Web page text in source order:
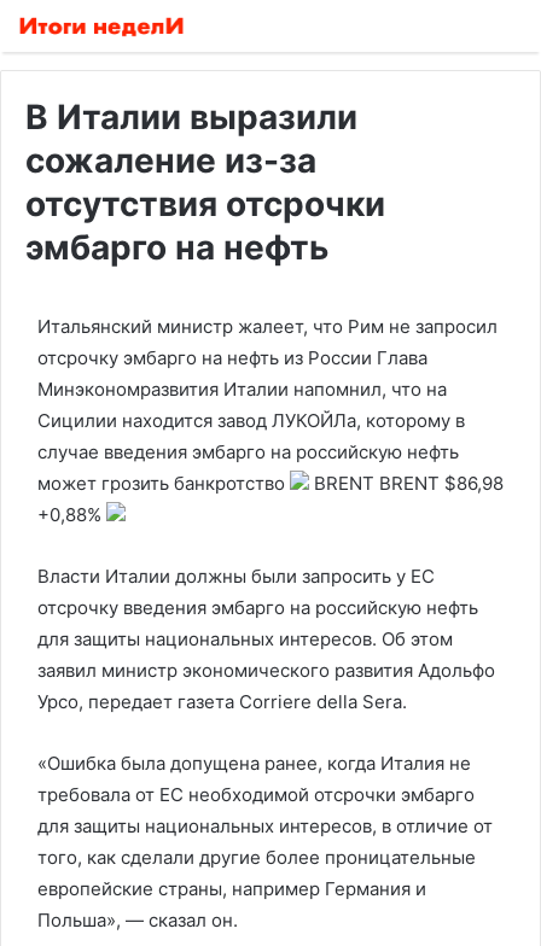
В Италии выразили
сожаление из-за
отсутствия отсрочки
эмбарго на нефть
Итальянский министр жалеет, что Рим не запросил
отсрочку эмбарго на нефть из России Глава
Минэкономразвития Италии напомнил, что на
Сицилии находится завод ЛУКОЙЛа, которому в
случае введения эмбарго на российскую нефть
может грозить банкротство
BRENT BRENT $86,98
+0,88%
Власти Италии должны были запросить у ЕС
отсрочку введения эмбарго на российскую нефть
для защиты национальных интересов. Об этом
заявил министр экономического развития Адольфо
Урсо, передает газета Corriere della Sera.
«Ошибка была допущена ранее, когда Италия не
требовала от ЕС необходимой отсрочки эмбарго
для защиты национальных интересов, в отличие от
того, как сделали другие более проницательные
европейские страны, например Германия и
Польша», — сказал он.